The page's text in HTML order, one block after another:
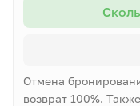
Отмена
возврат 100%.